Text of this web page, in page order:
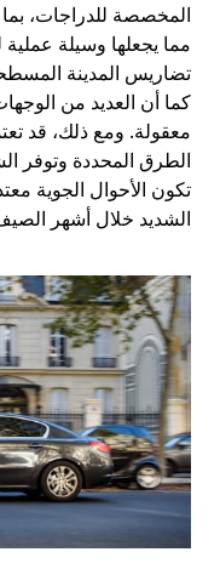
المخصصة للدراجات،
مما يجعلها وسيلة
تضاريس المدينة
كما أن العديد من
معقولة. ومع ذلك، قد
الطرق المحددة وتوفر
تكون الأحوال الجوية
الشديد خلال أشهر